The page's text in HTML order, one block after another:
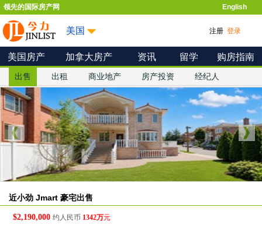
领先的国际房产网 English
美国 注册 登录
美国房产 加拿大房产 资讯 留学 购房指南
出售 出租 商业地产 房产投资 经纪人
近小劲 Jmart 豪宅出售
$2,190,000约人民币 1342万元